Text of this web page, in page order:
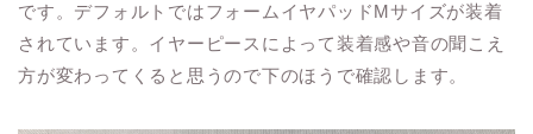
です。デフォルトではフォームイヤパッドMサイズが装着
されています。イヤーピースによって装着感や音の聞こえ
方が変わってくると思うので下のほうで確認します。